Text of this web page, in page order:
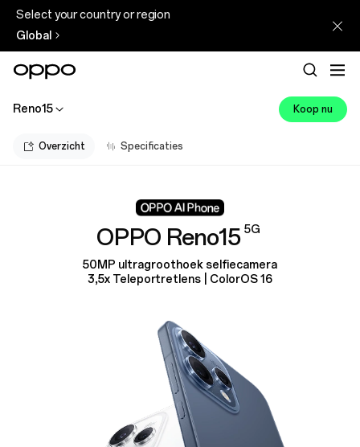
Select your country or region
Global
Reno15 Koop nu
Overzicht Specificaties
OPPO Reno15 5G
50MP ultragroothoek selfiecamera
3,5x Teleportretlens | ColorOS 16